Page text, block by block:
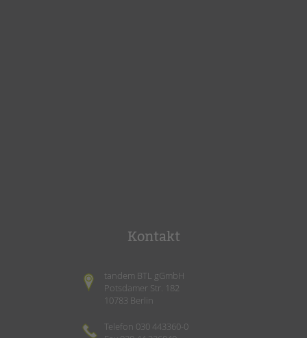
Kontakt
tandem BTL gGmbH
Potsdamer Str. 182
10783 Berlin
Telefon 030 443360-0